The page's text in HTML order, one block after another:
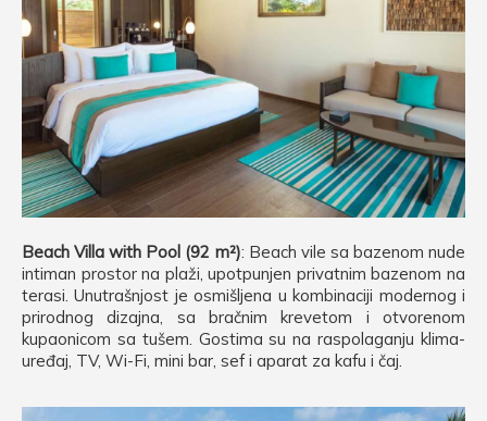
Beach Villa with Pool (92 m²): Beach vile sa bazenom nude
intiman prostor na plaži, upotpunjen privatnim bazenom na
terasi. Unutrašnjost je osmišljena u kombinaciji modernog i
prirodnog dizajna, sa bračnim krevetom i otvorenom
kupaonicom sa tušem. Gostima su na raspolaganju klima-
uređaj, TV, Wi-Fi, mini bar, sef i aparat za kafu i čaj.